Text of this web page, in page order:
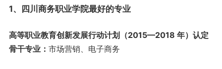
1、四川商务职业学院最好的专业
高等职业教育创新发展行动计划（2015—2018 年）认定
骨干专业： 市场营销、电子商务